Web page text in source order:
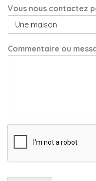
Vous nous contactez
Commentaire ou